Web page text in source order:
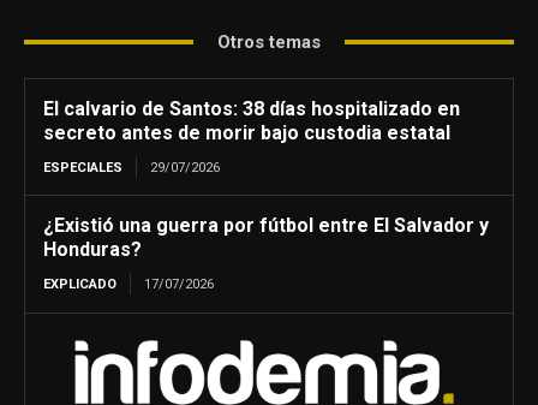
Otros temas
El calvario de Santos: 38 días hospitalizado en
secreto antes de morir bajo custodia estatal
ESPECIALES 29/07/2026
¿Existió una guerra por fútbol entre El Salvador y
Honduras?
EXPLICADO 17/07/2026